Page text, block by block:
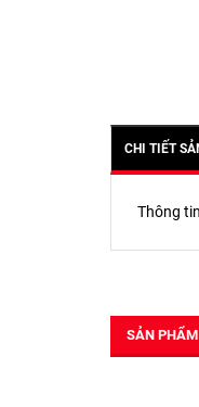
CHI TIẾT
Thông
SẢN